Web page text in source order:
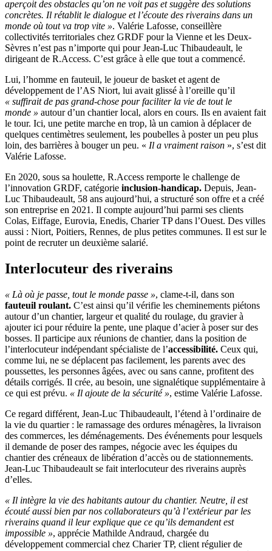
aperçoit des obstacles qu’on ne voit pas et suggère des solutions
concrètes. Il rétablit le dialogue et l’écoute des riverains dans un
monde où tout va trop vite ». Valérie Lafosse, conseillère
collectivités territoriales chez GRDF pour la Vienne et les Deux-
Sèvres n’est pas n’importe qui pour Jean-Luc Thibaudeault, le
dirigeant de R.Access. C’est grâce à elle que tout a commencé.
Lui, l’homme en fauteuil, le joueur de basket et agent de
développement de l’AS Niort, lui avait glissé à l’oreille qu’il
« suffirait de pas grand-chose pour faciliter la vie de tout le
monde » autour d’un chantier local, alors en cours. Ils en avaient fait
le tour. Ici, une petite marche en trop, là un camion à déplacer de
quelques centimètres seulement, les poubelles à poster un peu plus
loin, des barrières à bouger un peu. « Il a vraiment raison », s’est dit
Valérie Lafosse.
En 2020, sous sa houlette, R.Access remporte le challenge de
l’innovation GRDF, catégorie inclusion-handicap. Depuis, Jean-
Luc Thibaudeault, 58 ans aujourd’hui, a structuré son offre et a créé
son entreprise en 2021. Il compte aujourd’hui parmi ses clients
Colas, Eiffage, Eurovia, Enedis, Charier TP dans l’Ouest. Des villes
aussi : Niort, Poitiers, Rennes, de plus petites communes. Il est sur le
point de recruter un deuxième salarié.
Interlocuteur des riverains
« Là où je passe, tout le monde passe », clame-t-il, dans son
fauteuil roulant. C’est ainsi qu’il vérifie les cheminements piétons
autour d’un chantier, largeur et qualité du roulage, du gravier à
ajouter ici pour réduire la pente, une plaque d’acier à poser sur des
bosses. Il participe aux réunions de chantier, dans la position de
l’interlocuteur indépendant spécialiste de l’accessibilité. Ceux qui,
comme lui, ne se déplacent pas facilement, les parents avec des
poussettes, les personnes âgées, avec ou sans canne, profitent des
détails corrigés. Il crée, au besoin, une signalétique supplémentaire à
ce qui est prévu. « Il ajoute de la sécurité », estime Valérie Lafosse.
Ce regard différent, Jean-Luc Thibaudeault, l’étend à l’ordinaire de
la vie du quartier : le ramassage des ordures ménagères, la livraison
des commerces, les déménagements. Des événements pour lesquels
il demande de poser des rampes, négocie avec les équipes du
chantier des créneaux de libération d’accès ou de stationnements.
Jean-Luc Thibaudeault se fait interlocuteur des riverains auprès
d’elles.
« Il intègre la vie des habitants autour du chantier. Neutre, il est
écouté aussi bien par nos collaborateurs qu’à l’extérieur par les
riverains quand il leur explique que ce qu’ils demandent est
impossible », apprécie Mathilde Andraud, chargée du
développement commercial chez Charier TP, client régulier de